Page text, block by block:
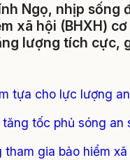
Ngọ, nhịp
xã hội (BHXH)
lượng tích cực,
tựa cho lực lượng
tốc phủ sóng an
gia bảo hiểm